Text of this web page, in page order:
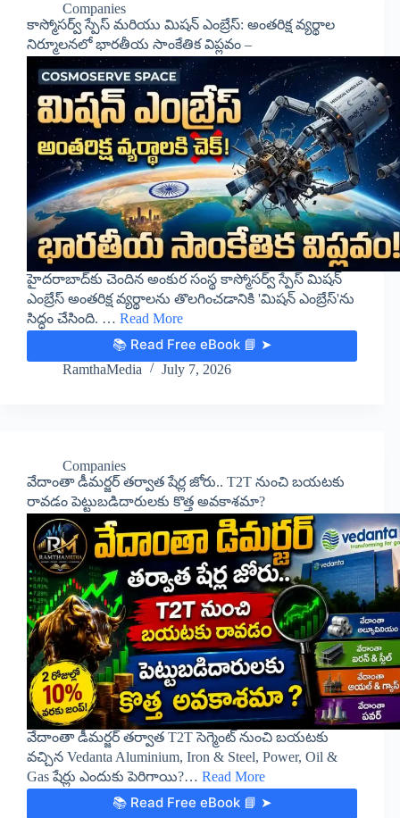
Companies
కాస్మోసర్వ్ స్పేస్ మరియు మిషన్ ఎంబ్రేస్: అంతరిక్ష వ్యర్థాల
నిర్మూలనలో భారతీయ సాంకేతిక విప్లవం –
హైదరాబాద్‌కు చెందిన అంకుర సంస్థ కాస్మోసర్వ్ స్పేస్ మిషన్
ఎంబ్రేస్ అంతరిక్ష వ్యర్థాలను తొలగించడానికి 'మిషన్ ఎంబ్రేస్'ను
సిద్ధం చేసింది. … Read More
📚 Read Free eBook 📘 ➤
RamthaMedia July 7, 2026
Companies
వేదాంతా డీమర్జర్ తర్వాత షేర్ల జోరు.. T2T నుంచి బయటకు
రావడం పెట్టుబడిదారులకు కొత్త అవకాశమా?
వేదాంతా డీమర్జర్ తర్వాత T2T సెగ్మెంట్ నుంచి బయటకు
వచ్చిన Vedanta Aluminium, Iron & Steel, Power, Oil &
Gas షేర్లు ఎందుకు పెరిగాయి?… Read More
📚 Read Free eBook 📘 ➤